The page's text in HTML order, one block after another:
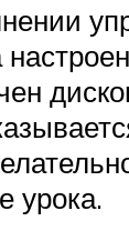
урока.